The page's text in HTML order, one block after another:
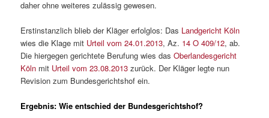
daher ohne weiteres zulässig gewesen.
Erstinstanzlich blieb der Kläger erfolglos: Das Landgericht Köln
wies die Klage mit Urteil vom 24.01.2013, Az. 14 O 409/12, ab.
Die hiergegen gerichtete Berufung wies dasOberlandesgericht
Köln mit Urteil vom 23.08.2013 zurück. Der Kläger legte nun
Revision zum Bundesgerichtshof ein.
Ergebnis: Wie entschied der Bundesgerichtshof?